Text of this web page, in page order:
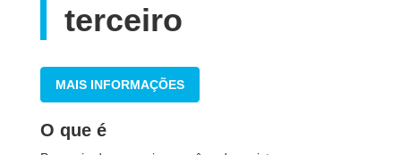
terceiro
MAIS INFORMAÇÕES
O que é